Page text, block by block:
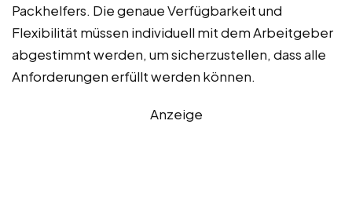
Packhelfers. Die genaue Verfügbarkeit und
Flexibilität müssen individuell mit dem Arbeitgeber
abgestimmt werden, um sicherzustellen, dass alle
Anforderungen erfüllt werden können.
Anzeige